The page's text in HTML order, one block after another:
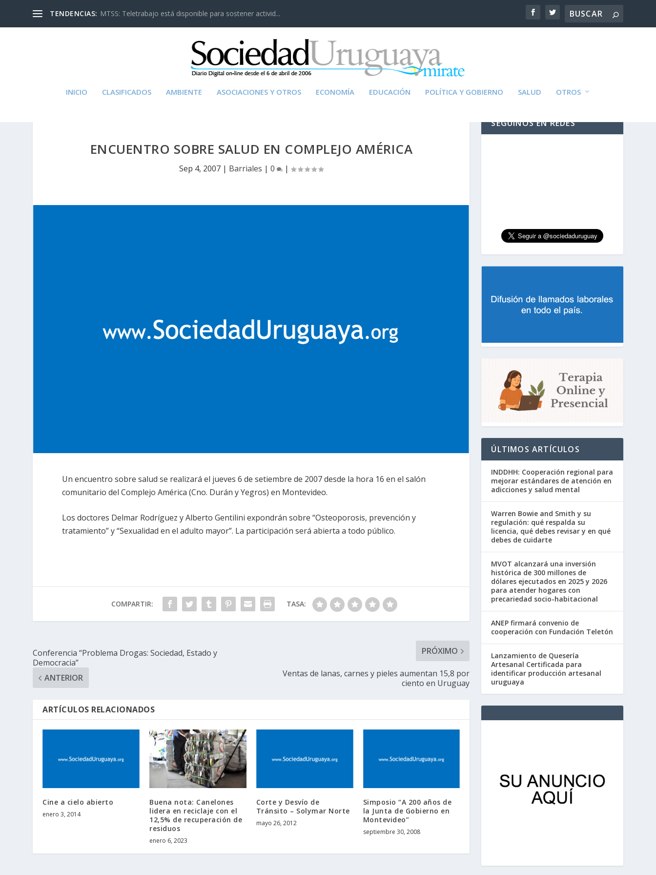
TENDENCIAS: MTSS: Teletrabajo está disponible para sostener activid...
INICIO CLASIFICADOS AMBIENTE ASOCIACIONES Y OTROS ECONOMÍA EDUCACIÓN POLÍTICA Y GOBIERNO SALUD OTROS
ENCUENTRO SOBRE SALUD EN COMPLEJO AMÉRICA
Sep 4, 2007 | Barriales |0 |
Un encuentro sobre salud se realizará el jueves 6 de setiembre de 2007 desde la hora 16 en el salón
comunitario del Complejo América (Cno. Durán y Yegros) en Montevideo.
Los doctores Delmar Rodríguez y Alberto Gentilini expondrán sobre “Osteoporosis, prevención y
tratamiento” y “Sexualidad en el adulto mayor”. La participación será abierta a todo público.
COMPARTIR: TASA:
Conferencia “Problema Drogas: Sociedad, Estado y
Democracia”
ANTERIOR
PRÓXIMO
Ventas de lanas, carnes y pieles aumentan 15,8 por
ciento en Uruguay
ARTÍCULOS RELACIONADOS
Cine a cielo abierto
enero 3, 2014
Buena nota: Canelones
lidera en reciclaje con el
12,5% de recuperación de
residuos
enero 6, 2023
Corte y Desvío de
Tránsito – Solymar Norte
mayo 26, 2012
Simposio “A 200 años de
la Junta de Gobierno en
Montevideo”
septiembre 30, 2008
SEGUINOS EN REDES
ÚLTIMOS ARTÍCULOS
INDDHH: Cooperación regional para
mejorar estándares de atención en
adicciones y salud mental
Warren Bowie and Smith y su
regulación: qué respalda su
licencia, qué debes revisar y en qué
debes de cuidarte
MVOT alcanzará una inversión
histórica de 300 millones de
dólares ejecutados en 2025 y 2026
para atender hogares con
precariedad socio-habitacional
ANEP firmará convenio de
cooperación con Fundación Teletón
Lanzamiento de Quesería
Artesanal Certificada para
identificar producción artesanal
uruguaya